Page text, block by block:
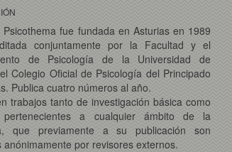
Psicothema fue fundada en Asturias en 1989
conjuntamente por la Facultad y el
de Psicología de la Universidad de
Colegio Oficial de Psicología del Principado
Publica cuatro números al año.
trabajos tanto de investigación básica como
pertenecientes a cualquier ámbito de la
que previamente a su publicación son
anónimamente por revisores externos.